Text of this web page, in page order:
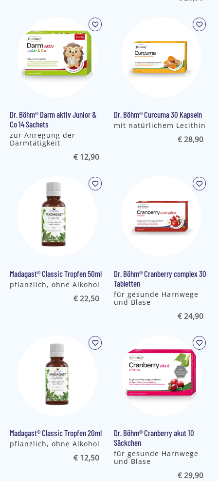
Dr. Böhm® Darm aktiv Junior &
Co 14 Sachets
zur Anregung der
Darmtätigkeit
€ 12,90
Dr. Böhm® Curcuma 30 Kapseln
mit natürlichem Lecithin
€ 28,90
Madagast® Classic Tropfen 50ml
pflanzlich, ohne Alkohol
€ 22,50
Dr. Böhm® Cranberry complex 30
Tabletten
für gesunde Harnwege
und Blase
€ 24,90
Madagast® Classic Tropfen 20ml
pflanzlich, ohne Alkohol
€ 12,50
Dr. Böhm® Cranberry akut 10
Säckchen
für gesunde Harnwege
und Blase
€ 29,90